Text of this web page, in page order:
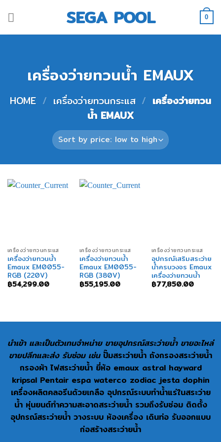
to
SEGA POOL 0
เครื่องว่ายทวนน้ำ EMAUX
HOME / เครื่องว่ายทวนกระแส / เครื่องว่ายทวน
น้ำ EMAUX
เครื่องว่ายทวนกระแส
เครื่องว่ายทวนน้ำ
Emaux EM0055-
RGB (220V)
฿54,299.00
เครื่องว่ายทวนกระแส
เครื่องว่ายทวนน้ำ
Emaux EM0055-
RGB (380V)
฿55,195.00
เครื่องว่ายทวนกระแส
อุปกรณ์เสริมสระว่าย
น้ำครบวงจร Emaux
เครื่องว่ายทวนน้ำ
฿77,850.00
นำเข้า และเป็นตัวเทนจำหน่าย ขายอุปกรณ์สระว่ายน้ำ ขายอะไหล่
ขายปลีกและส่ง รับซ่อม เช่น ปั๊มสระว่ายน้ำ ถังกรองสระว่ายน้ำ
กรองผ้า ไฟสระว่ายน้ำ ยี่ห้อ emaux astral hayward
kripsal Pentair espa waterco zodiac jesta dophin
เครื่องผลิตคลอรีนด้วยเกลือ อุปกรณ์ระบบทำน้ำแร่ในสระว่าย
น้ำ หุ่นยนต์ทำความสะอาดสระว่ายน้ำ รวมถึงรับซ่อม ติดตั้ง
อุปกรณ์สระว่ายน้ำ วางระบบ ห้องเครื่อง เดินท่อ รับออกแบบ
ก่อสร้างสระว่ายน้ำ